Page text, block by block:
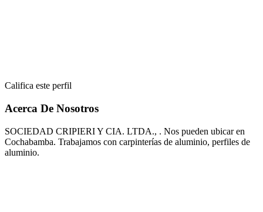
Califica este perfil
Acerca De Nosotros
SOCIEDAD CRIPIERI Y CIA. LTDA., . Nos pueden ubicar en
Cochabamba. Trabajamos con carpinterías de aluminio, perfiles de
aluminio.